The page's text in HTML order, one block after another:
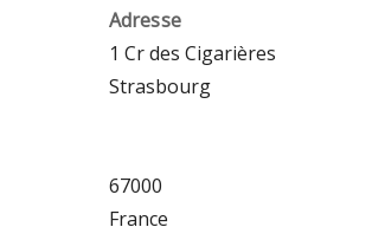
Adresse
1 Cr des Cigarières
Strasbourg
67000
France